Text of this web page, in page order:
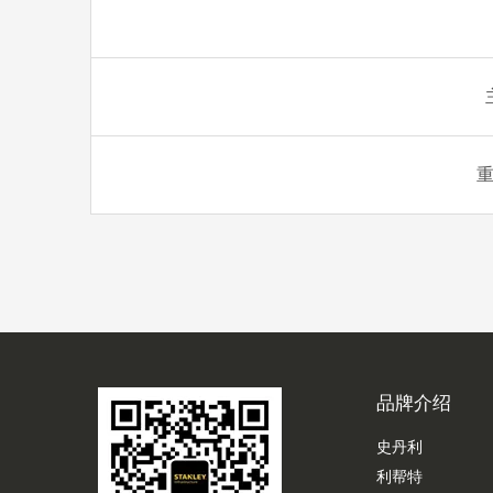
品牌介绍
史丹利
利帮特